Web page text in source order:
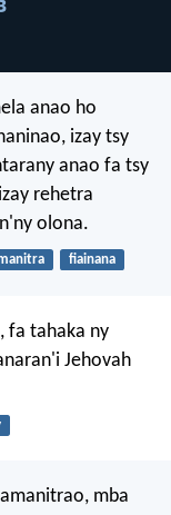
anao ho
izay tsy
anao fa tsy
rehetra
olona.
fiainana
fa tahaka ny
Jehovah
mba